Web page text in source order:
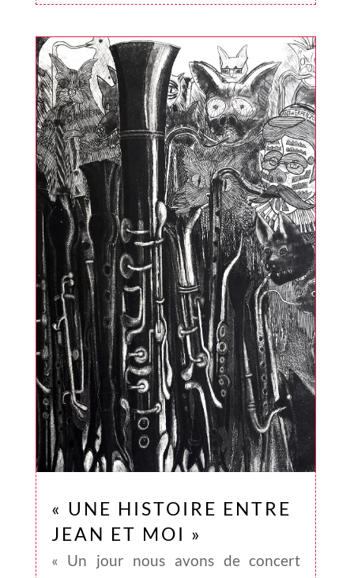
« UNE HISTOIRE ENTRE
JEAN ET MOI »
« Un jour nous avons de concert